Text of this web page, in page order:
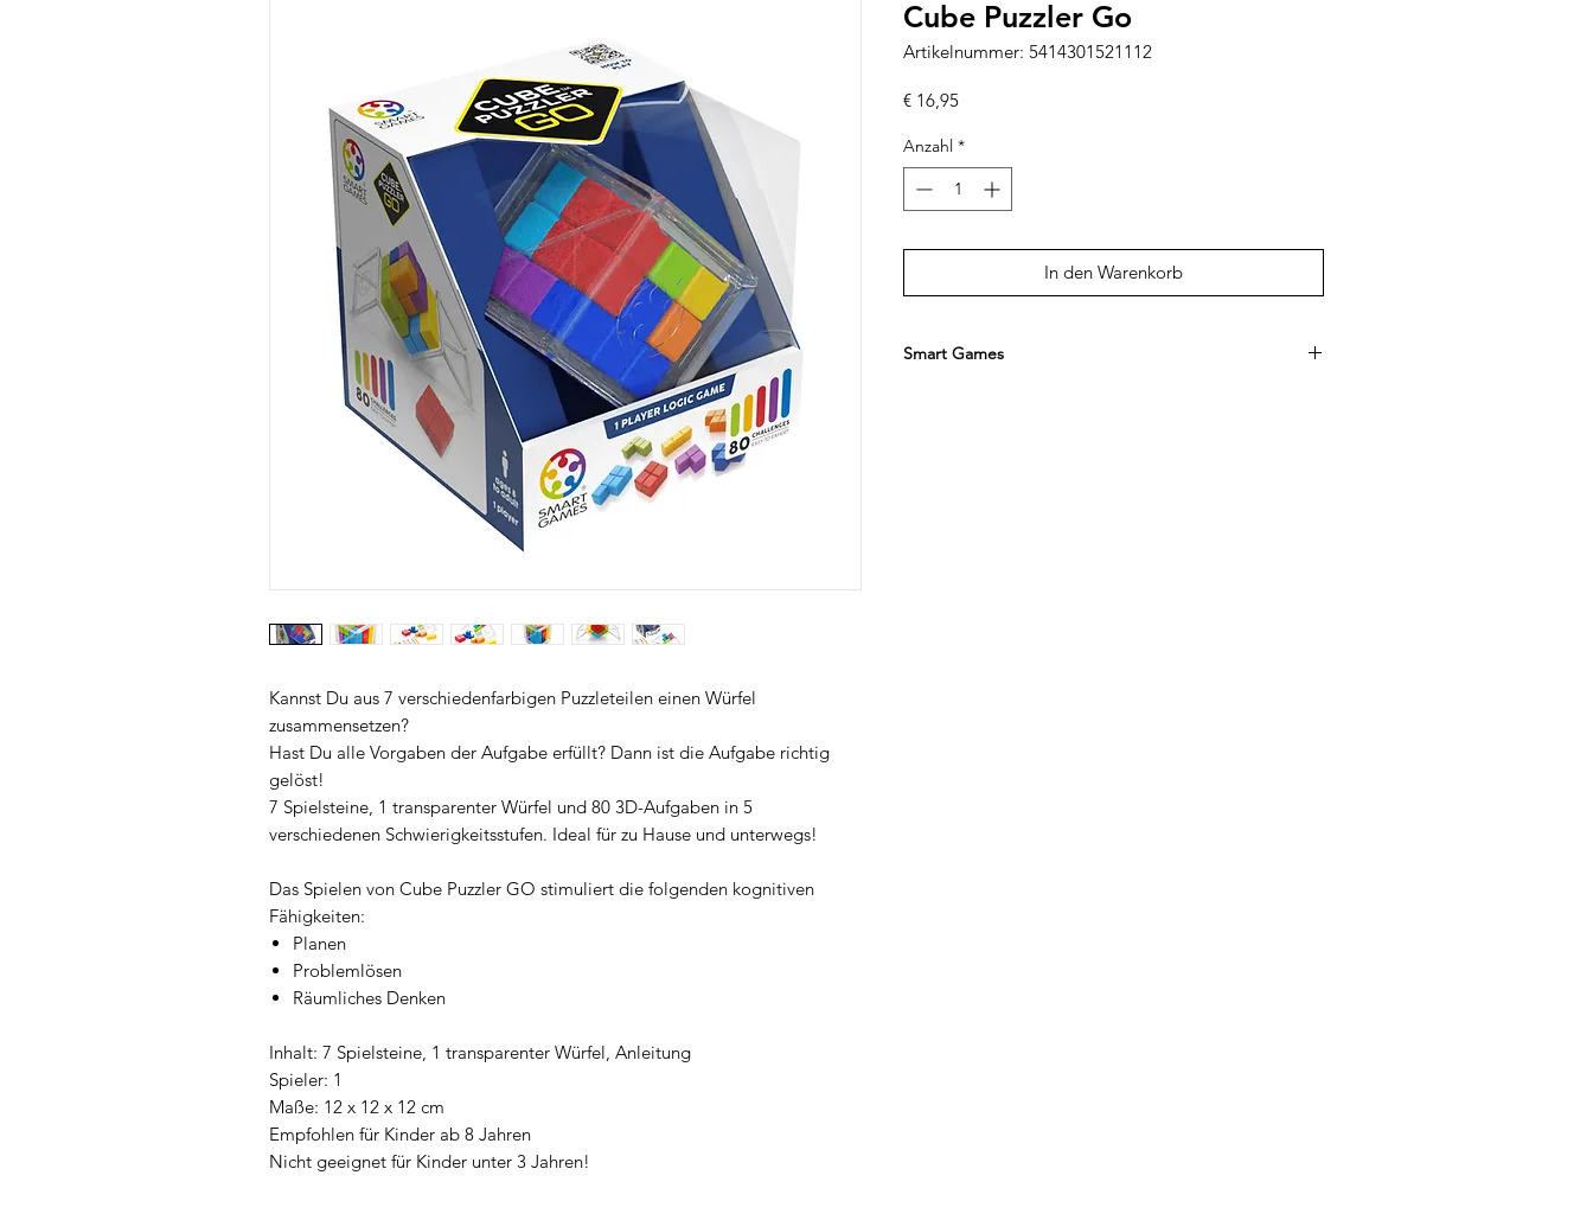
Kannst Du aus 7 verschiedenfarbigen Puzzleteilen einen Würfel
zusammensetzen?
Hast Du alle Vorgaben der Aufgabe erfüllt? Dann ist die Aufgabe richtig
gelöst!
7 Spielsteine, 1 transparenter Würfel und 80 3D-Aufgaben in 5
verschiedenen Schwierigkeitsstufen. Ideal für zu Hause und unterwegs!
Das Spielen von Cube Puzzler GO stimuliert die folgenden kognitiven
Fähigkeiten:
Planen
Problemlösen
Räumliches Denken
Inhalt: 7 Spielsteine, 1 transparenter Würfel, Anleitung
Spieler: 1
Maße: 12 x 12 x 12 cm
Empfohlen für Kinder ab 8 Jahren
Nicht geeignet für Kinder unter 3 Jahren!
Cube Puzzler Go
Artikelnummer: 5414301521112
€ 16,95Preis
Anzahl *
In den Warenkorb
Smart Games